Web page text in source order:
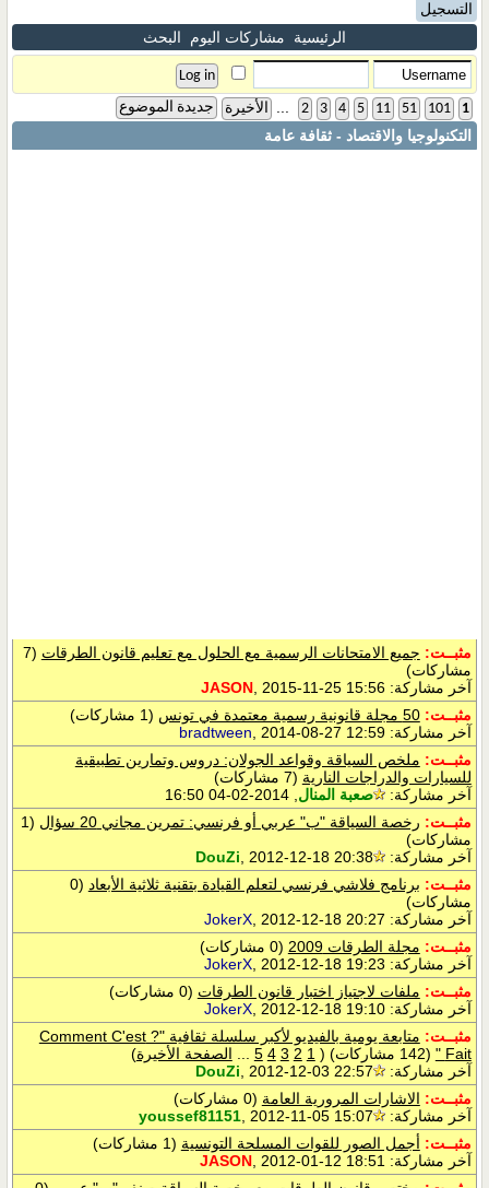
التسجيل
الرئيسية
مشاركات اليوم البحث
1
2 3 4 5 11 51 101 الأخيرة جديدة الموضوع
التكنولوجيا والاقتصاد - ثقافة عامة
مثبــت: جميع الامتحانات الرسمية مع الحلول مع تعليم قانون الطرقات
(7
مشاركات)
آخر مشاركة:
JASON, 2015-11-25 15:56
مثبــت: 50 مجلة قانونية رسمية معتمدة في تونس
(1 مشاركات)
آخر مشاركة:
bradtween , 2014-08-27 12:59
مثبــت: ملخص السياقة وقواعد الجولان: دروس وتمارين تطبيقية
للسيارات والدراجات النارية (7 مشاركات)
آخر مشاركة:
صعبة المنال , 2014-02-04 16:50
مثبــت: رخصة السياقة "ب" عربي أو فرنسي: تمرين مجاني 20 سؤال
(1
مشاركات)
آخر مشاركة:
DouZi , 2012-12-18 20:38
مثبــت: برنامج فلاشي فرنسي لتعلم القيادة بتقنية ثلاثية الأبعاد
(0
مشاركات)
آخر مشاركة:
JokerX, 2012-12-18 20:27
مثبــت: مجلة الطرقات 2009
(0 مشاركات)
آخر مشاركة:
JokerX, 2012-12-18 19:23
مثبــت: ملفات لاجتياز اختبار قانون الطرقات (0 مشاركات)
آخر مشاركة:
JokerX, 2012-12-18 19:10
مثبــت:
متابعة يومية بالفيديو لأكبر سلسلة ثقافية "? Comment C'est
Fait "
(142 مشاركات) (
1
2
3
4
5 الصفحة الأخيرة)
آخر مشاركة:
DouZi , 2012-12-03 22:57
مثبــت: الاشارات المرورية العامة (0 مشاركات)
آخر مشاركة:
youssef81151, 2012-11-05 15:07
مثبــت: أجمل الصور للقوات المسلحة التونسية (1 مشاركات)
آخر مشاركة:
JASON, 2012-01-12 18:51